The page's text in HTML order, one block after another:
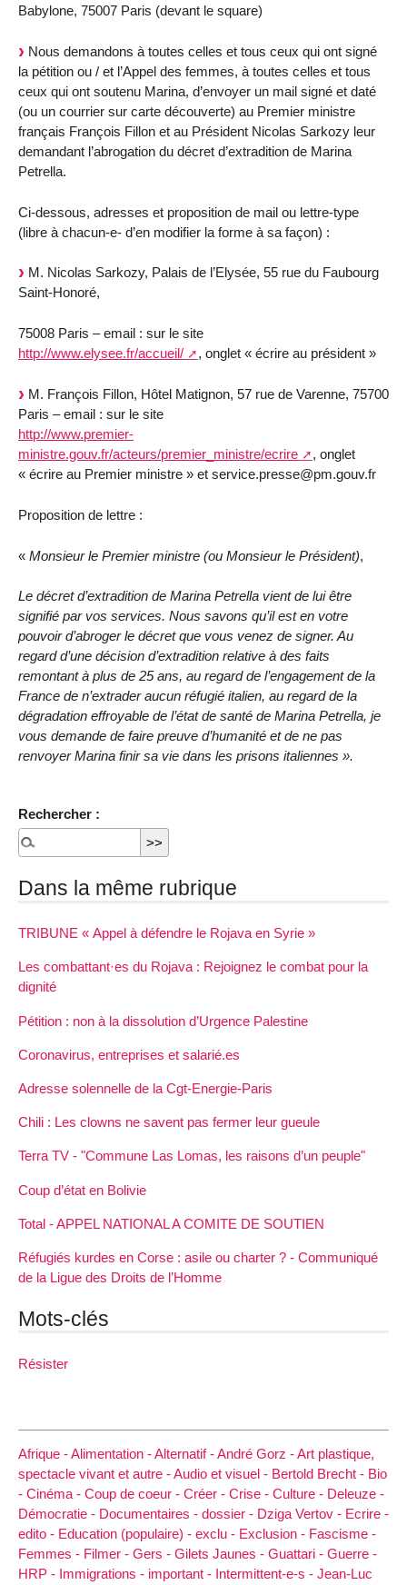
Babylone, 75007 Paris (devant le square)
Nous demandons à toutes celles et tous ceux qui ont signé
la pétition ou / et l’Appel des femmes, à toutes celles et tous
ceux qui ont soutenu Marina, d’envoyer un mail signé et daté
(ou un courrier sur carte découverte) au Premier ministre
français François Fillon et au Président Nicolas Sarkozy leur
demandant l’abrogation du décret d’extradition de Marina
Petrella.
Ci-dessous, adresses et proposition de mail ou lettre-type
(libre à chacun-e- d’en modifier la forme à sa façon) :
M. Nicolas Sarkozy, Palais de l’Elysée, 55 rue du Faubourg
Saint-Honoré,
75008 Paris – email : sur le site
http://www.elysee.fr/accueil/
, onglet « écrire au président »
M. François Fillon, Hôtel Matignon, 57 rue de Varenne, 75700
Paris – email : sur le site
http://www.premier-
ministre.gouv.fr/acteurs/premier_ministre/ecrire
, onglet
« écrire au Premier ministre » et service.presse@pm.gouv.fr
Proposition de lettre :
« Monsieur le Premier ministre (ou Monsieur le Président),
Le décret d’extradition de Marina Petrella vient de lui être
signifié par vos services. Nous savons qu’il est en votre
pouvoir d’abroger le décret que vous venez de signer. Au
regard d’une décision d’extradition relative à des faits
remontant à plus de 25 ans, au regard de l’engagement de la
France de n’extrader aucun réfugié italien, au regard de la
dégradation effroyable de l’état de santé de Marina Petrella, je
vous demande de faire preuve d’humanité et de ne pas
renvoyer Marina finir sa vie dans les prisons italiennes ».
Rechercher :
Dans la même rubrique
TRIBUNE « Appel à défendre le Rojava en Syrie »
Les combattant·es du Rojava : Rejoignez le combat pour la
dignité
Pétition : non à la dissolution d’Urgence Palestine
Coronavirus, entreprises et salarié.es
Adresse solennelle de la Cgt-Energie-Paris
Chili : Les clowns ne savent pas fermer leur gueule
Terra TV - "Commune Las Lomas, les raisons d’un peuple"
Coup d’état en Bolivie
Total - APPEL NATIONAL A COMITE DE SOUTIEN
Réfugiés kurdes en Corse : asile ou charter ? - Communiqué
de la Ligue des Droits de l’Homme
Mots-clés
Résister
Afrique -Alimentation -Alternatif -André Gorz -Art plastique,
spectacle vivant et autre -Audio et visuel - Bertold Brecht - Bio
- Cinéma - Coup de coeur - Créer - Crise - Culture - Deleuze -
Démocratie - Documentaires - dossier - Dziga Vertov - Ecrire -
edito - Education (populaire) - exclu - Exclusion - Fascisme -
Femmes - Filmer - Gers - Gilets Jaunes - Guattari - Guerre -
HRP - Immigrations - important - Intermittent-e-s - Jean-Luc